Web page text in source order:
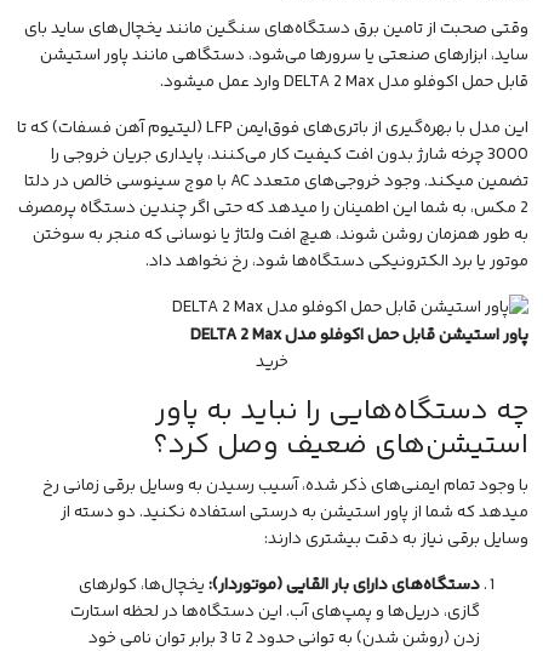
وقتی صحبت از تامین برق دستگاه‌های سنگین مانند یخچال‌های ساید بای
ساید، ابزارهای صنعتی یا سرورها می‌شود، دستگاهی مانندپاور استیشن
قابل حمل اکوفلو مدل DELTA 2 Max
وارد عمل میشود.
این مدل با بهره‌گیری از باتری‌های فوق‌ایمن LFP (لیتیوم آهن فسفات) که تا
3000 چرخه شارژ بدون افت کیفیت کار می‌کنند، پایداری جریان خروجی را
تضمین میکند. وجود خروجی‌های متعدد AC با موج سینوسی خالص در دلتا
2 مکس، به شما این اطمینان را میدهد که حتی اگر چندین دستگاه پرمصرف
به طور همزمان روشن شوند، هیچ افت ولتاژ یا نوسانی که منجر به سوختن
موتور یا برد الکترونیکی دستگاه‌ها شود، رخ نخواهد داد.
پاور استیشن قابل حمل اکوفلو مدل DELTA 2 Max
خرید
چه دستگاه‌هایی را نباید به پاور
استیشن‌های ضعیف وصل کرد؟
با وجود تمام ایمنی‌های ذکر شده، آسیب رسیدن به وسایل برقی زمانی رخ
میدهد که شما از پاور استیشن به درستی استفاده نکنید. دو دسته از
وسایل برقی نیاز به دقت بیشتری دارند:
دستگاه‌های دارای بار القایی (موتوردار):یخچال‌ها، کولرهای
گازی، دریل‌ها و پمپ‌های آب. این دستگاه‌ها در لحظه استارت
زدن (روشن شدن) به توانی حدود 2 تا 3 برابر توان نامی خود